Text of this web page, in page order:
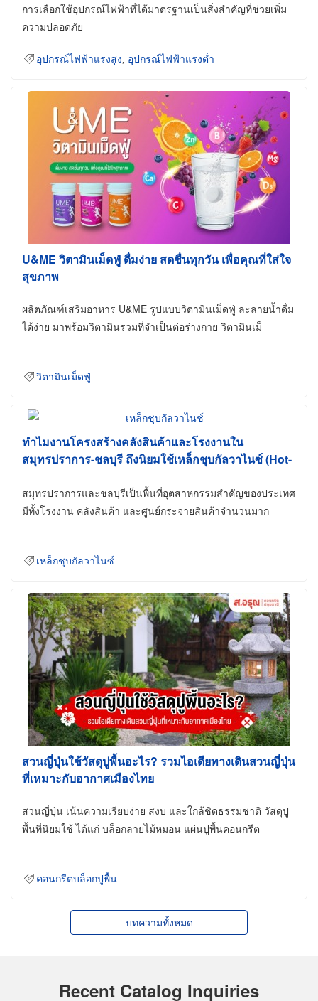
การเลือกใช้อุปกรณ์ไฟฟ้าที่ได้มาตรฐานเป็นสิ่งสำคัญที่ช่วยเพิ่ม
ความปลอดภัย
อุปกรณ์ไฟฟ้าแรงสูง อุปกรณ์ไฟฟ้าแรงต่ำ
U&ME วิตามินเม็ดฟู่ ดื่มง่าย สดชื่นทุกวัน เพื่อคุณที่ใส่ใจ
สุขภาพ
ผลิตภัณฑ์เสริมอาหาร U&ME รูปแบบวิตามินเม็ดฟู่ ละลายน้ำดื่ม
ได้ง่าย มาพร้อมวิตามินรวมที่จำเป็นต่อร่างกาย วิตามินเม็
วิตามินเม็ดฟู่
ทำไมงานโครงสร้างคลังสินค้าและโรงงานใน
สมุทรปราการ-ชลบุรี ถึงนิยมใช้เหล็กชุบกัลวาไนซ์ (Hot-
สมุทรปราการและชลบุรีเป็นพื้นที่อุตสาหกรรมสำคัญของประเทศ
มีทั้งโรงงาน คลังสินค้า และศูนย์กระจายสินค้าจำนวนมาก
เหล็กชุบกัลวาไนซ์
สวนญี่ปุ่นใช้วัสดุปูพื้นอะไร? รวมไอเดียทางเดินสวนญี่ปุ่น
ที่เหมาะกับอากาศเมืองไทย
สวนญี่ปุ่น เน้นความเรียบง่าย สงบ และใกล้ชิดธรรมชาติ วัสดุปู
พื้นที่นิยมใช้ ได้แก่ บล็อกลายไม้หมอน แผ่นปูพื้นคอนกรีต
คอนกรีตบล็อกปูพื้น
บทความทั้งหมด
Recent Catalog Inquiries